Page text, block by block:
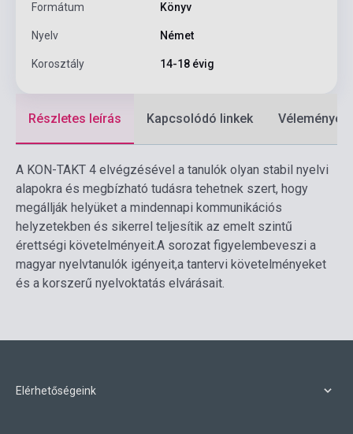
Formátum Könyv
Nyelv Német
Korosztály 14-18 évig
Részletes leírás Kapcsolódó linkek Vélemények
A KON-TAKT 4 elvégzésével a tanulók olyan stabil nyelvi
alapokra és megbízható tudásra tehetnek szert, hogy
megállják helyüket a mindennapi kommunikációs
helyzetekben és sikerrel teljesítik az emelt szintű
érettségi követelményeit.A sorozat figyelembeveszi a
magyar nyelvtanulók igényeit,a tantervi követelményeket
és a korszerű nyelvoktatás elvárásait.
Elérhetőségeink